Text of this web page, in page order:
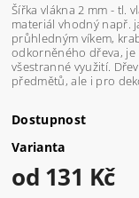
Šířka vlákna 2 mm - tl.
materiál vhodný např.
průhledným víkem,
odkorněného dřeva, je
všestranné využití.
předmětů, ale i pro
Dostupnost
Varianta
od 131 Kč